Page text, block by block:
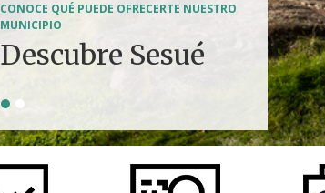
CONOCE QUÉ PUEDE OFRECERTE NUESTRO
MUNICIPIO
Descubre Sesué
Tierra de
aventuras